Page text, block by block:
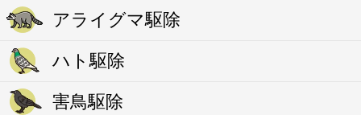
アライグマ駆除
ハト駆除
害鳥駆除